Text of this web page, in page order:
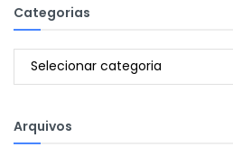
Categorias
Categorias
Arquivos